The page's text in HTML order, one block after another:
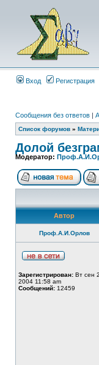
Вход Регистрация
Сообщения без ответов |
Список форумов »
Долой
Модератор:
Автор
Проф.А.И.Орлов
Зарегистрирован: Вт сен
2004 11:58 am
Сообщений: 12459